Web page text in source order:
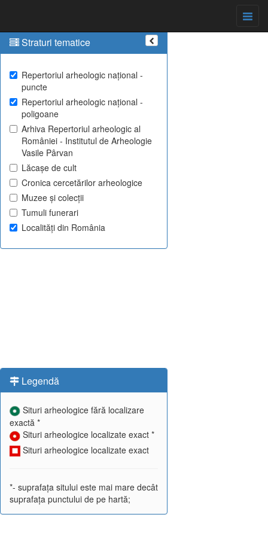
Straturi tematice
Repertoriul arheologic național -
puncte
Repertoriul arheologic național -
poligoane
Arhiva Repertoriul arheologic al
României - Institutul de Arheologie
Vasile Pârvan
Lăcașe de cult
Cronica cercetărilor arheologice
Muzee și colecții
Tumuli funerari
Localități din România
Legendă
Situri arheologice fără localizare
exactă *
Situri arheologice localizate exact *
Situri arheologice localizate exact
*- suprafața sitului este mai mare decât
suprafața punctului de pe hartă;